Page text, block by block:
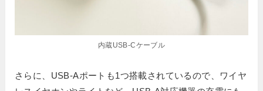
内蔵USB-Cケーブル
さらに、USB-Aポートも1つ搭載されているので、ワイヤ